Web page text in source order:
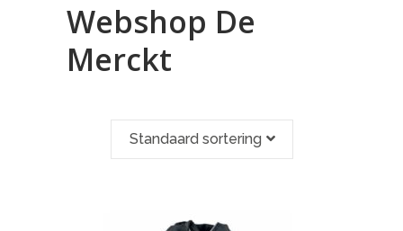
Webshop De
Merckt
Standaard sortering